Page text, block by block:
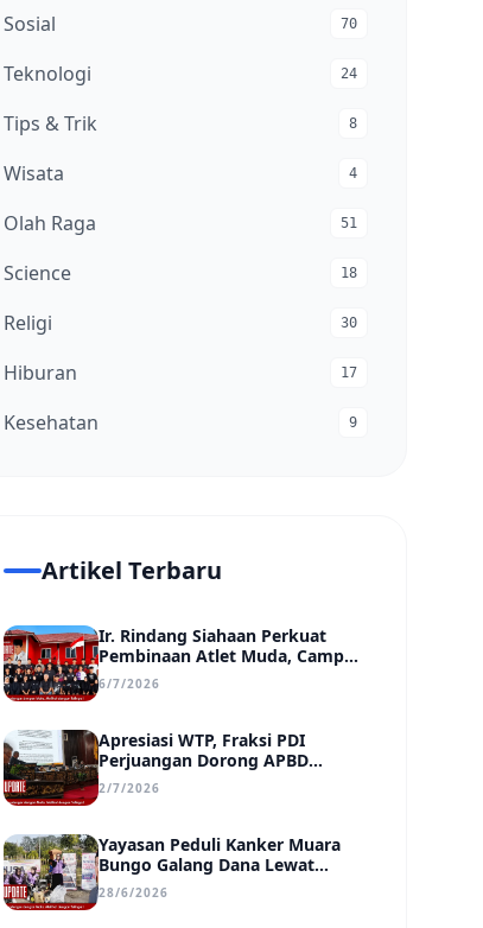
Sosial 70
Teknologi 24
Tips & Trik 8
Wisata 4
Olah Raga 51
Science 18
Religi 30
Hiburan 17
Kesehatan 9
Artikel Terbaru
Ir. Rindang Siahaan Perkuat
Pembinaan Atlet Muda, Camp
MSC Siapkan Generasi Juara
Hadapi Kejuaraan Regional
6/7/2026
Apresiasi WTP, Fraksi PDI
Perjuangan Dorong APBD
Kabupaten Bungo Lebih Efektif,
Transparan, dan Berdampak
2/7/2026
Yayasan Peduli Kanker Muara
Bungo Galang Dana Lewat
UMKM di Car Free Day, Ir.
Rindang Siahaan Beri Apresiasi
28/6/2026